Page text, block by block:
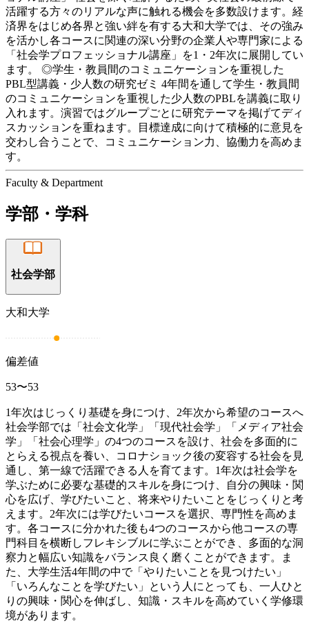
活躍する方々のリアルな声に触れる機会を多数設けます。経
済界をはじめ各界と強い絆を有する大和大学では、その強み
を活かし各コースに関連の深い分野の企業人や専門家による
「社会学プロフェッショナル講座」を1・2年次に展開してい
ます。 ◎学生・教員間のコミュニケーションを重視した
PBL型講義・少人数の研究ゼミ 4年間を通して学生・教員間
のコミュニケーションを重視した少人数のPBLを講義に取り
入れます。演習ではグループごとに研究テーマを掲げてディ
スカッションを重ねます。目標達成に向けて積極的に意見を
交わし合うことで、コミュニケーション力、協働力を高めま
す。
Faculty & Department
学部・学科
社会学部
大和大学
偏差値
53〜53
1年次はじっくり基礎を身につけ、2年次から希望のコースへ
社会学部では「社会文化学」「現代社会学」「メディア社会
学」「社会心理学」の4つのコースを設け、社会を多面的に
とらえる視点を養い、コロナショック後の変容する社会を見
通し、第一線で活躍できる人を育てます。1年次は社会学を
学ぶために必要な基礎的スキルを身につけ、自分の興味・関
心を広げ、学びたいこと、将来やりたいことをじっくりと考
えます。2年次には学びたいコースを選択、専門性を高めま
す。各コースに分かれた後も4つのコースから他コースの専
門科目を横断しフレキシブルに学ぶことができ、多面的な洞
察力と幅広い知識をバランス良く磨くことができます。ま
た、大学生活4年間の中で「やりたいことを見つけたい」
「いろんなことを学びたい」という人にとっても、一人ひと
りの興味・関心を伸ばし、知識・スキルを高めていく学修環
境があります。